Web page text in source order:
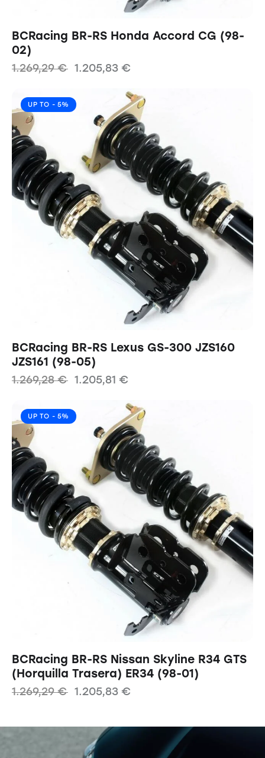
BCRacing BR-RS Honda Accord CG (98-
02)
1.269,29€ 1.205,83 €
UP TO - 5%
BCRacing BR-RS Lexus GS-300 JZS160
JZS161 (98-05)
1.269,28€ 1.205,81 €
UP TO - 5%
BCRacing BR-RS Nissan Skyline R34 GTS
(Horquilla Trasera) ER34 (98-01)
1.269,29€ 1.205,83 €